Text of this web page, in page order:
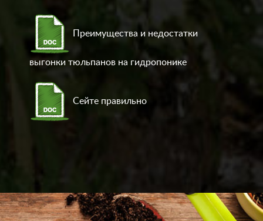
Преимущества и недостатки
выгонки тюльпанов на гидропонике
Сейте правильно